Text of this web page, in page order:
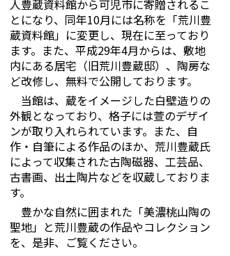
人豊蔵資料館から可児市に寄贈されるこ
とになり、同年10月には名称を「荒川豊
蔵資料館」に変更し、現在に至っており
ます。また、平成29年4月からは、敷地
内にある居宅（旧荒川豊蔵邸）、陶房な
ど改修し、無料で公開しております。
当館は、蔵をイメージした白壁造りの
外観となっており、格子には萱のデザイ
ンが取り入れられています。また、自
作・自筆による作品のほか、荒川豊蔵氏
によって収集された古陶磁器、工芸品、
古書画、出土陶片などを収蔵しておりま
す。
豊かな自然に囲まれた「美濃桃山陶の
聖地」と荒川豊蔵の作品やコレクション
を、是非、ご覧ください。